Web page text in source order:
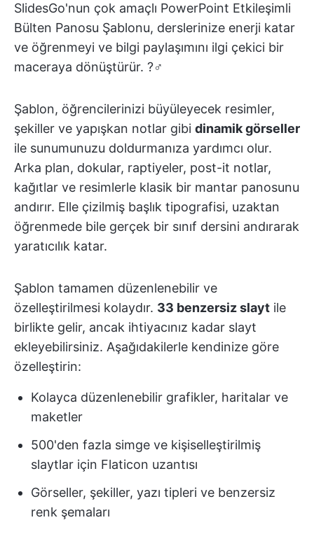
SlidesGo'nun çok amaçlı PowerPoint Etkileşimli
Bülten Panosu Şablonu, derslerinize enerji katar
ve öğrenmeyi ve bilgi paylaşımını ilgi çekici bir
maceraya dönüştürür. ?‍♂️
Şablon, öğrencilerinizi büyüleyecek resimler,
şekiller ve yapışkan notlar gibi dinamik görseller
ile sunumunuzu doldurmanıza yardımcı olur.
Arka plan, dokular, raptiyeler, post-it notlar,
kağıtlar ve resimlerle klasik bir mantar panosunu
andırır. Elle çizilmiş başlık tipografisi, uzaktan
öğrenmede bile gerçek bir sınıf dersini andırarak
yaratıcılık katar.
Şablon tamamen düzenlenebilir ve
özelleştirilmesi kolaydır. 33 benzersiz slayt ile
birlikte gelir, ancak ihtiyacınız kadar slayt
ekleyebilirsiniz. Aşağıdakilerle kendinize göre
özelleştirin:
Kolayca düzenlenebilir grafikler, haritalar ve
maketler
500'den fazla simge ve kişiselleştirilmiş
slaytlar için Flaticon uzantısı
Görseller, şekiller, yazı tipleri ve benzersiz
renk şemaları